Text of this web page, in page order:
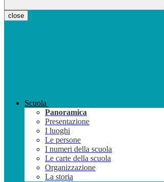
close
Scuola
Panoramica
Presentazione
I luoghi
Le persone
I numeri della scuola
Le carte della scuola
Organizzazione
La storia